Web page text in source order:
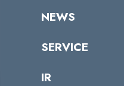
トップメッセージ
ミッション／ビ
パートナー企業
NEWS
サイバーニュース
SERVICE
カテゴリー別サ
IR